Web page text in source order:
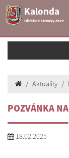
Kalonda
Oficiálne stránky obce
Aktuality
POZVÁNKA
18.02.2025